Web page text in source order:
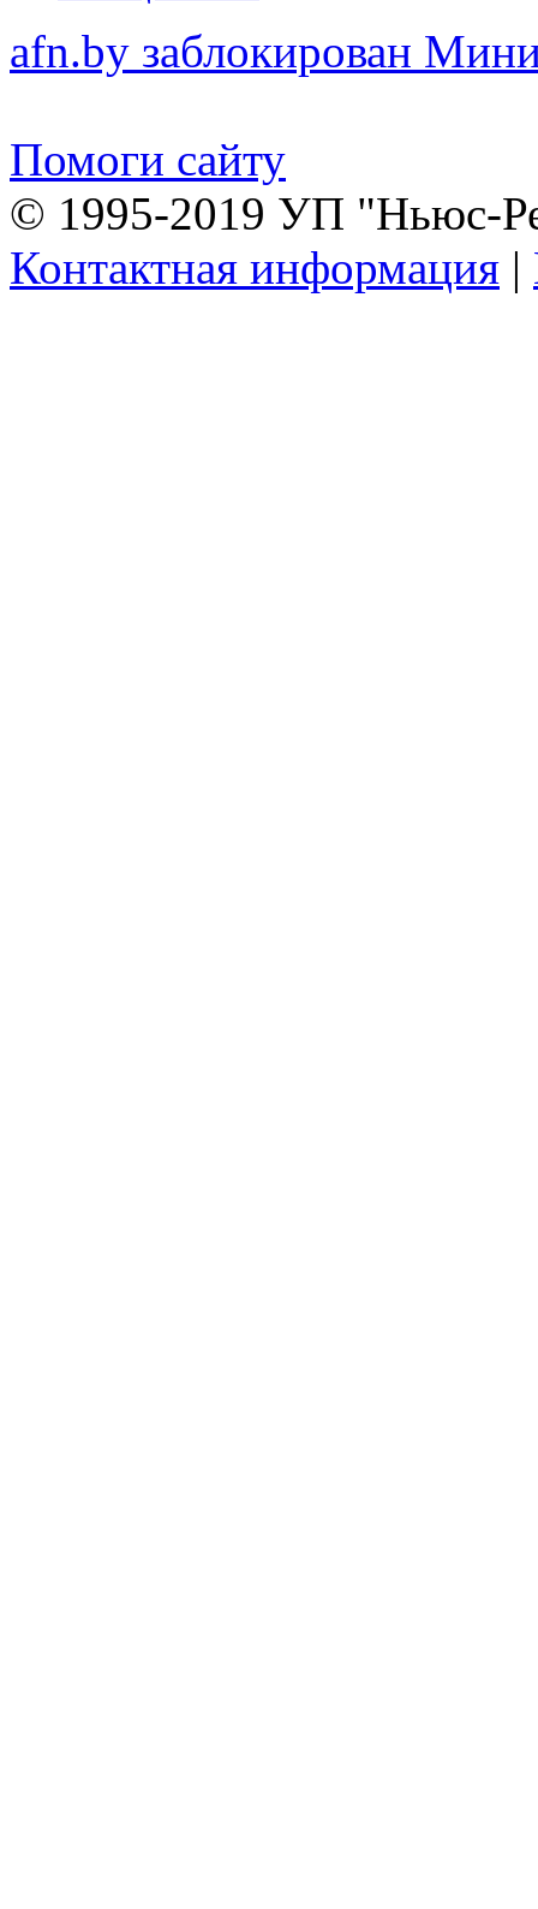
afn.by заблокирован
Помоги сайту
© 1995-2019 УП "Ньюс-
Контактная информация |